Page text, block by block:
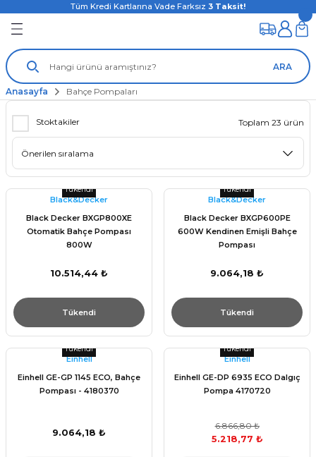
Tüm Kredi Kartlarına Vade Farksız 3 Taksit!
ARA
Anasayfa Bahçe Pompaları
Stoktakiler Toplam 23 ürün
Tükendi
Black&Decker
Black Decker BXGP800XE
Otomatik Bahçe Pompası
800W
10.514,44 ₺
Tükendi
Tükendi
Black&Decker
Black Decker BXGP600PE
600W Kendinen Emişli Bahçe
Pompası
9.064,18 ₺
Tükendi
Tükendi
Einhell
Einhell GE-GP 1145 ECO, Bahçe
Pompası - 4180370
9.064,18 ₺
Tükendi
Einhell
Einhell GE-DP 6935 ECO Dalgıç
Pompa 4170720
6.866,80 ₺
5.218,77 ₺